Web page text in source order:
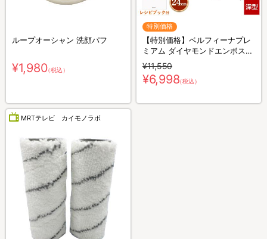
ループオーシャン 洗顔パフ
¥1,980（税込）
特別価格
【特別価格】ベルフィーナプレ
ミアム ダイヤモンドエンボスパ
ン プラス 蓋付24cm深型／フラ
イパン
¥11,550
¥6,998（税込）
MRTテレビ カイモノラボ